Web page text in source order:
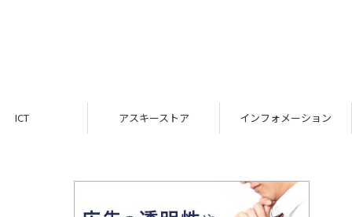
アスキーストア インフォメーション TOP